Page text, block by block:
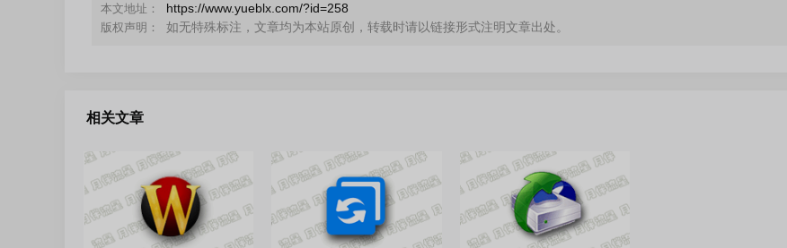
本文地址： https://www.yueblx.com/?id=258
版权声明： 如无特殊标注，文章均为本站原创，转载时请以链接形式注明文章出处。
相关文章